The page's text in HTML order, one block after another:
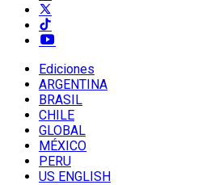
Ediciones
ARGENTINA
BRASIL
CHILE
GLOBAL
MÉXICO
PERU
US ENGLISH